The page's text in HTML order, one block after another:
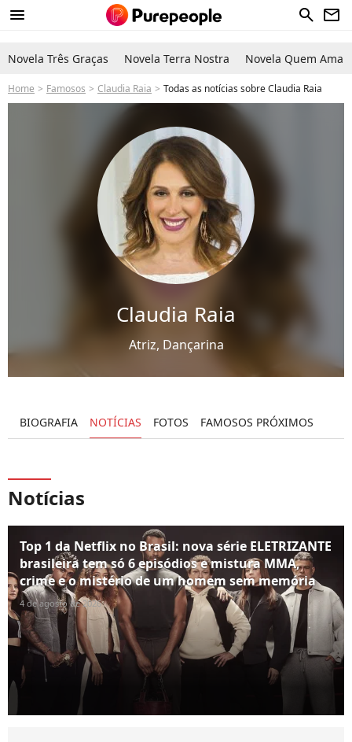
menu search newsletter
Novela Três Graças Novela Terra Nostra Novela Quem Ama
Home Famosos Claudia Raia Todas as notícias sobre Claudia Raia
Claudia Raia
Atriz, Dançarina
BIOGRAFIA NOTÍCIAS FOTOS FAMOSOS PRÓXIMOS
Notícias
Top 1 da Netflix no Brasil: nova série ELETRIZANTE
brasileira tem só 6 episódios e mistura MMA,
crime e o mistério de um homem sem memória
4 de agosto de 2026